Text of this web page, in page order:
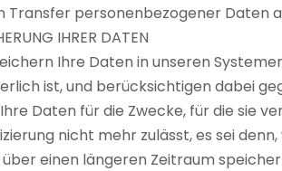
Transfer personenbezogener Daten
IHRER DATEN
Ihre Daten in unseren
ist, und berücksichtigen dabei
Daten für die Zwecke, für die sie
nicht mehr zulässt, es sei
einen längeren Zeitraum